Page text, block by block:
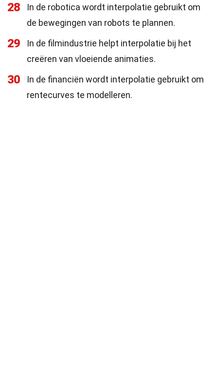
28
In de robotica wordt interpolatie gebruikt om
de bewegingen van robots te plannen.
29
In de filmindustrie helpt interpolatie bij het
creëren van vloeiende animaties.
30
In de financiën wordt interpolatie gebruikt om
rentecurves te modelleren.